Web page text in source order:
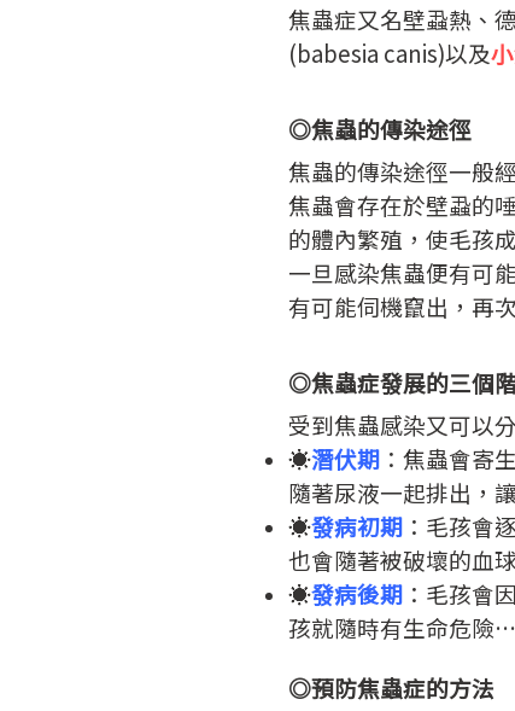
焦蟲症又名壁蝨熱、
(babesia canis)以及
◎焦蟲的傳染途徑
焦蟲的傳染途徑一般
焦蟲會存在於壁蝨的
的體內繁殖，使毛孩
一旦感染焦蟲便有可能
有可能伺機竄出，再
◎焦蟲症發展的三個
受到焦蟲感染又可以
☀️潛伏期 ：焦蟲會寄
隨著尿液一起排出，
☀️發病初期 ：毛孩會
也會隨著被破壞的血
☀️發病後期 ：毛孩會
孩就隨時有生命危險…
◎預防焦蟲症的方法